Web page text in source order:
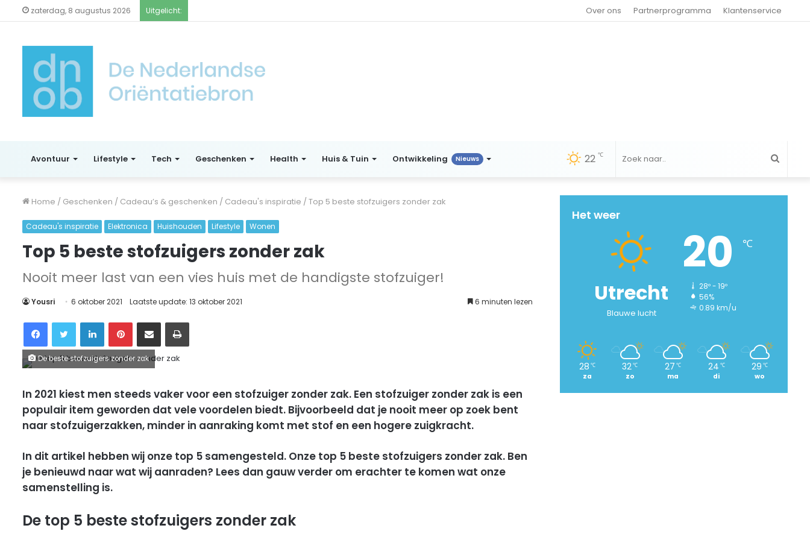
zaterdag, 8 augustus 2026 Uitgelicht: Over ons Partnerprogramma Klantenservice
Avontuur Lifestyle Tech Geschenken Health Huis & Tuin Ontwikkeling Nieuws
naar..
22 ℃
Home / Geschenken / Cadeau’s & geschenken / Cadeau's inspiratie /Top 5 beste stofzuigers zonder zak
Cadeau's inspiratie Elektronica Huishouden Lifestyle Wonen
Top 5 beste stofzuigers zonder zak
Nooit meer last van een vies huis met de handigste stofzuiger!
Yousri 6 oktober 2021 Laatste update: 13 oktober 2021 6 minuten lezen
FacebookTwitter LinkedInPinterestDelen via Email Printen
De beste stofzuigers zonder zak
In 2021 kiest men steeds vaker voor een stofzuiger zonder zak. Een stofzuiger zonder zak is een
populair item geworden dat vele voordelen biedt. Bijvoorbeeld dat je nooit meer op zoek bent
naar stofzuigerzakken, minder in aanraking komt met stof en een hogere zuigkracht.
In dit artikel hebben wij onze top 5 samengesteld. Onze top 5 beste stofzuigers zonder zak. Ben
je benieuwd naar wat wij aanraden? Lees dan gauw verder om erachter te komen wat onze
samenstelling is.
De top 5 beste stofzuigers zonder zak
Het weer
Utrecht
Blauwe lucht
20 ℃
28º - 19º
56%
0.89 km/u
28 ℃
za
32℃
zo
27 ℃
ma
24 ℃
di
29 ℃
wo